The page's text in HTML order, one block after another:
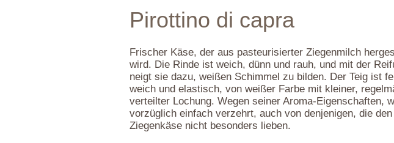
Pirottino di capra
Frischer Käse, der aus pasteurisierter Ziegenmilch
wird. Die Rinde ist weich, dünn und rauh, und mit der
neigt sie dazu, weißen Schimmel zu bilden. Der Teig ist
weich und elastisch, von weißer Farbe mit kleiner,
verteilter Lochung. Wegen seiner Aroma-Eigenschaften,
vorzüglich einfach verzehrt, auch von denjenigen, die den
Ziegenkäse nicht besonders lieben.